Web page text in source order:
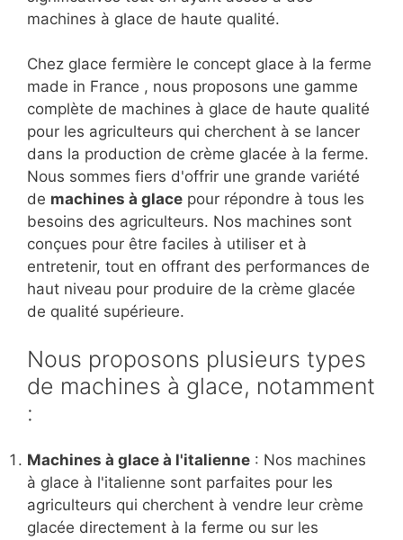
machines à glace de haute qualité.
Chez glace fermière le concept glace à la ferme
made in France , nous proposons une gamme
complète de machines à glace de haute qualité
pour les agriculteurs qui cherchent à se lancer
dans la production de crème glacée à la ferme.
Nous sommes fiers d'offrir une grande variété
de machines à glace pour répondre à tous les
besoins des agriculteurs. Nos machines sont
conçues pour être faciles à utiliser et à
entretenir, tout en offrant des performances de
haut niveau pour produire de la crème glacée
de qualité supérieure.
Nous proposons plusieurs types
de machines à glace, notamment
:
Machines à glace à l'italienne : Nos machines
à glace à l'italienne sont parfaites pour les
agriculteurs qui cherchent à vendre leur crème
glacée directement à la ferme ou sur les